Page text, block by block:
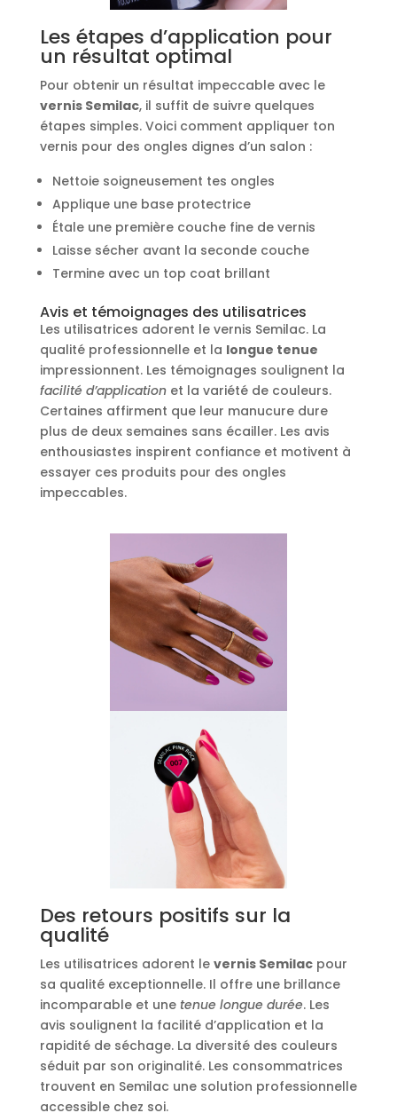
Les étapes d’application pour
un résultat optimal
Pour obtenir un résultat impeccable avec le
vernis Semilac, il suffit de suivre quelques
étapes simples. Voici comment appliquer ton
vernis pour des ongles dignes d’un salon :
Nettoie soigneusement tes ongles
Applique une base protectrice
Étale une première couche fine de vernis
Laisse sécher avant la seconde couche
Termine avec un top coat brillant
Avis et témoignages des utilisatrices
Les utilisatrices adorent le vernis Semilac. La
qualité professionnelle et la longue tenue
impressionnent. Les témoignages soulignent la
facilité d’applicationet la variété de couleurs.
Certaines affirment que leur manucure dure
plus de deux semaines sans écailler. Les avis
enthousiastes inspirent confiance et motivent à
essayer ces produits pour des ongles
impeccables.
Des retours positifs sur la
qualité
Les utilisatrices adorent le vernis Semilacpour
sa qualité exceptionnelle. Il offre une brillance
incomparable et une tenue longue durée. Les
avis soulignent la facilité d’application et la
rapidité de séchage. La diversité des couleurs
séduit par son originalité. Les consommatrices
trouvent en Semilac une solution professionnelle
accessible chez soi.